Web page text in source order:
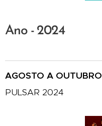
Ano - 2024
AGOSTO A OUTUBRO
PULSAR 2024